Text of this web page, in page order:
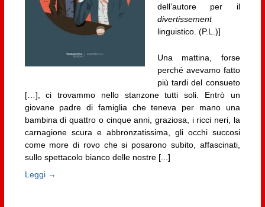
dell’autore per il
divertissement
linguistico. (P.L.)]
Una mattina, forse
perché avevamo fatto
più tardi del consueto
[…], ci trovammo nello stanzone tutti soli. Entrò un
giovane padre di famiglia che teneva per mano una
bambina di quattro o cinque anni, graziosa, i ricci neri, la
carnagione scura e abbronzatissima, gli occhi succosi
come more di rovo che si posarono subito, affascinati,
sullo spettacolo bianco delle nostre [...]
Leggi →